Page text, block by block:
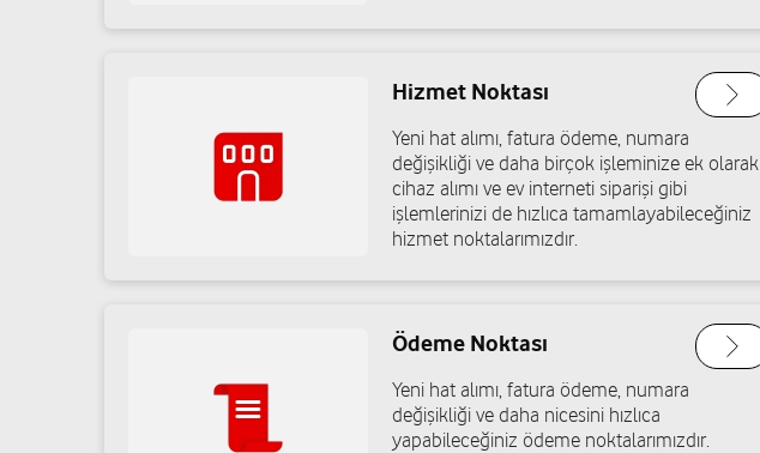
Hizmet Noktası
Yeni hat alımı, fatura ödeme, numara
değişikliği ve daha birçok işleminize ek olarak
cihaz alımı ve ev interneti siparişi gibi
işlemlerinizi de hızlıca tamamlayabileceğiniz
hizmet noktalarımızdır.
Ödeme Noktası
Yeni hat alımı, fatura ödeme, numara
değişikliği ve daha nicesini hızlıca
yapabileceğiniz ödeme noktalarımızdır.